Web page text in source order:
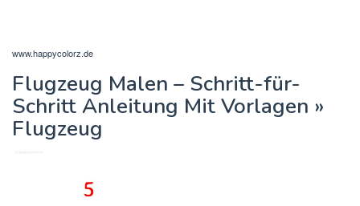
www.happycolorz.de
Flugzeug Malen – Schritt-für-
Schritt Anleitung Mit Vorlagen »
Flugzeug